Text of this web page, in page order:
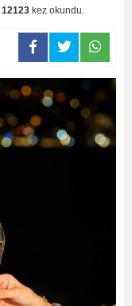
12123 kez okundu.